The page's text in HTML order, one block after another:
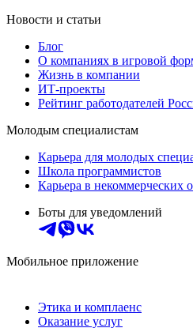
Новости и статьи
Блог
О компаниях в игровой
Жизнь в компании
ИТ-проекты
Рейтинг работодателей
Молодым специалистам
Карьера для молодых
Школа программистов
Карьера в некоммерческих
Боты для уведомлений
Мобильное приложение
Этика и комплаенс
Оказание услуг